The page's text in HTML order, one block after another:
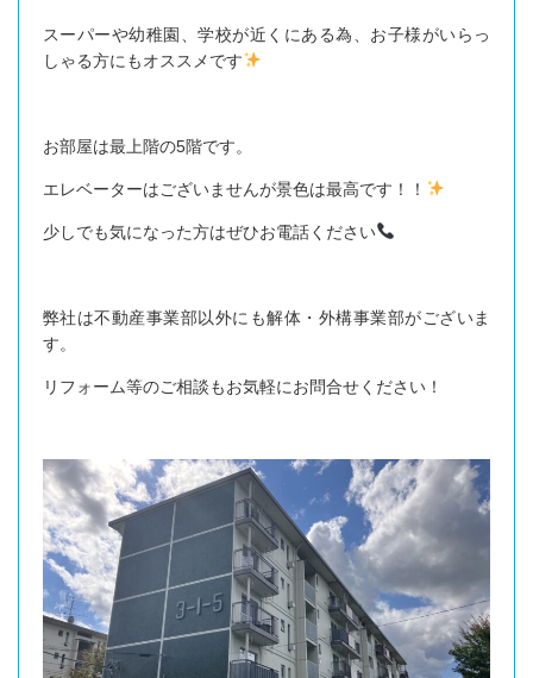
スーパーや幼稚園、学校が近くにある為、お子様がいらっ
しゃる方にもオススメです
お部屋は最上階の5階です。
エレベーターはございませんが景色は最高です！！
少しでも気になった方はぜひお電話ください
弊社は不動産事業部以外にも解体・外構事業部がございま
す。
リフォーム等のご相談もお気軽にお問合せください！